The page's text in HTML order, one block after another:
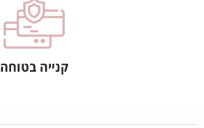
קנייה בטוחה